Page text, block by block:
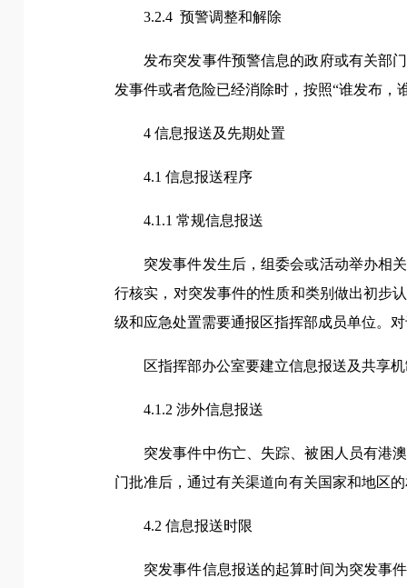
3.2.4 预警调整和解除
发布突发事件预警信息的政府或有关部
发事件或者危险已经消除时，按照“谁发布
4 信息报送及先期处置
4.1 信息报送程序
4.1.1 常规信息报送
突发事件发生后，组委会或活动举办相
行核实，对突发事件的性质和类别做出初步
级和应急处置需要通报区指挥部成员单位。
区指挥部办公室要建立信息报送及共享
4.1.2 涉外信息报送
突发事件中伤亡、失踪、被困人员有港
门批准后，通过有关渠道向有关国家和地区
4.2 信息报送时限
突发事件信息报送的起算时间为突发事